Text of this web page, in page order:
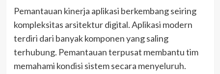
Pemantauan kinerja aplikasi berkembang seiring
kompleksitas arsitektur digital. Aplikasi modern
terdiri dari banyak komponen yang saling
terhubung. Pemantauan terpusat membantu tim
memahami kondisi sistem secara menyeluruh.